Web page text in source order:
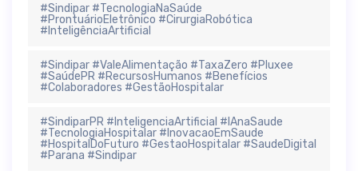
#Sindipar #TecnologiaNaSaúde
#ProntuárioEletrônico #CirurgiaRobótica
#InteligênciaArtificial
#Sindipar #ValeAlimentação #TaxaZero #Pluxee
#SaúdePR #RecursosHumanos #Benefícios
#Colaboradores #GestãoHospitalar
#SindiparPR #InteligenciaArtificial #IAnaSaude
#TecnologiaHospitalar #InovacaoEmSaude
#HospitalDoFuturo #GestaoHospitalar #SaudeDigital
#Parana #Sindipar